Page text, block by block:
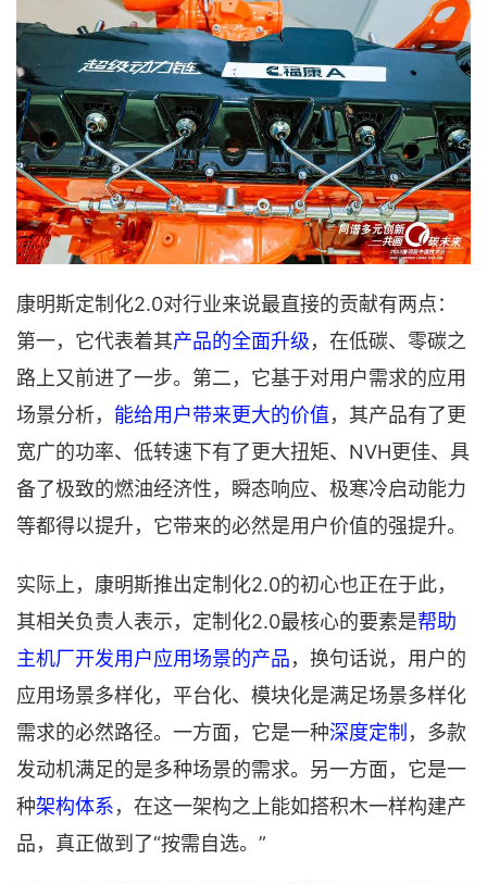
康明斯定制化2.0对行业来说最直接的贡献有两点：
第一，它代表着其产品的全面升级，在低碳、零碳之
路上又前进了一步。第二，它基于对用户需求的应用
场景分析， 能给用户带来更大的价值，其产品有了更
宽广的功率、低转速下有了更大扭矩、NVH更佳、具
备了极致的燃油经济性，瞬态响应、极寒冷启动能力
等都得以提升，它带来的必然是用户价值的强提升。
实际上，康明斯推出定制化2.0的初心也正在于此，
其相关负责人表示，定制化2.0最核心的要素是帮助
主机厂开发用户应用场景的产品，换句话说，用户的
应用场景多样化，平台化、模块化是满足场景多样化
需求的必然路径。一方面，它是一种深度定制 ，多款
发动机满足的是多种场景的需求。另一方面，它是一
种架构体系，在这一架构之上能如搭积木一样构建产
品，真正做到了“按需自选。”